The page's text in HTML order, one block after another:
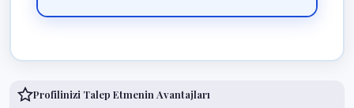
Profilinizi Talep Etmenin Avantajları